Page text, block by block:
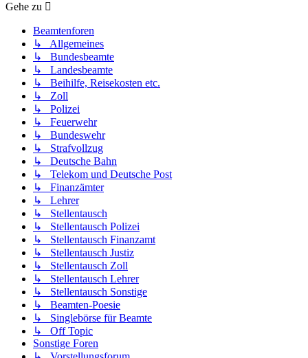
Gehe zu
Beamtenforen
↳ Allgemeines
↳ Bundesbeamte
↳ Landesbeamte
↳ Beihilfe, Reisekosten etc.
↳ Zoll
↳ Polizei
↳ Feuerwehr
↳ Bundeswehr
↳ Strafvollzug
↳ Deutsche Bahn
↳ Telekom und Deutsche Post
↳ Finanzämter
↳ Lehrer
↳ Stellentausch
↳ Stellentausch Polizei
↳ Stellentausch Finanzamt
↳ Stellentausch Justiz
↳ Stellentausch Zoll
↳ Stellentausch Lehrer
↳ Stellentausch Sonstige
↳ Beamten-Poesie
↳ Singlebörse für Beamte
↳ Off Topic
Sonstige Foren